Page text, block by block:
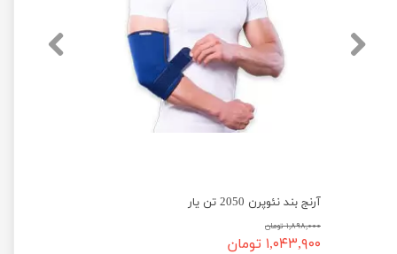
آرنج بند نئوپرن 2050 تن یار
۱,۸۹۸,۰۰۰ تومان
۱,۰۴۳,۹۰۰ تومان